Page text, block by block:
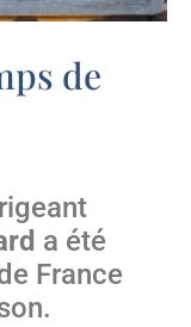
de
a été
France